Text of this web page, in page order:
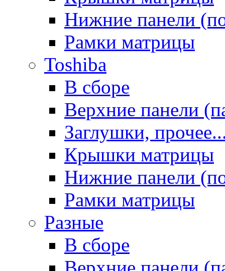
Нижние панели
Рамки матрицы
Toshiba
В сборе
Верхние панели
Заглушки,
Крышки матрицы
Нижние панели
Рамки матрицы
Разные
В сборе